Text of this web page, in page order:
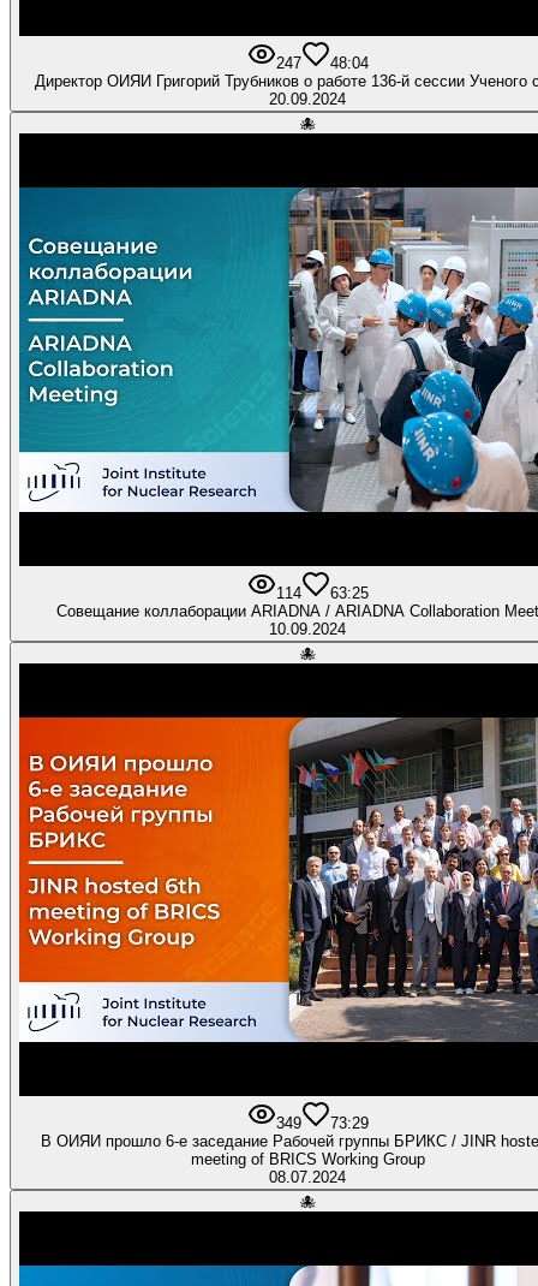
247 48:04
Директор ОИЯИ Григорий Трубников о работе 136-й сессии Ученого
20.09.2024
🐙
114 63:25
Совещание коллаборации ARIADNA / ARIADNA Collaboration
10.09.2024
🐙
349 73:29
В ОИЯИ прошло 6-е заседание Рабочей группы БРИКС / JINR
meeting of BRICS Working Group
08.07.2024
🐙